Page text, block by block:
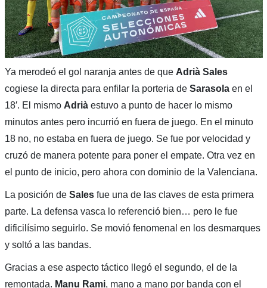
Ya merodeó el gol naranja antes de que Adrià Sales
cogiese la directa para enfilar la porteria de Sarasolaen el
18′. El mismo Adriàestuvo a punto de hacer lo mismo
minutos antes pero incurrió en fuera de juego. En el minuto
18 no, no estaba en fuera de juego. Se fue por velocidad y
cruzó de manera potente para poner el empate. Otra vez en
el punto de inicio, pero ahora con dominio de la Valenciana.
La posición de Salesfue una de las claves de esta primera
parte. La defensa vasca lo referenció bien… pero le fue
dificilísimo seguirlo. Se movió fenomenal en los desmarques
y soltó a las bandas.
Gracias a ese aspecto táctico llegó el segundo, el de la
remontada. Manu Rami, mano a mano por banda con el